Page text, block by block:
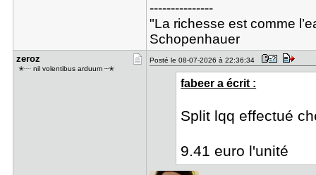
---------------
"La richesse est comme
Schopenhauer
zeroz
ㅤㅤ ✭┈ nil volentibus arduum ┈✭
Posté le 08-07-2026 à 22:36:34
fabeer a écrit :
Split lqq effectué
9.41 euro l'unité